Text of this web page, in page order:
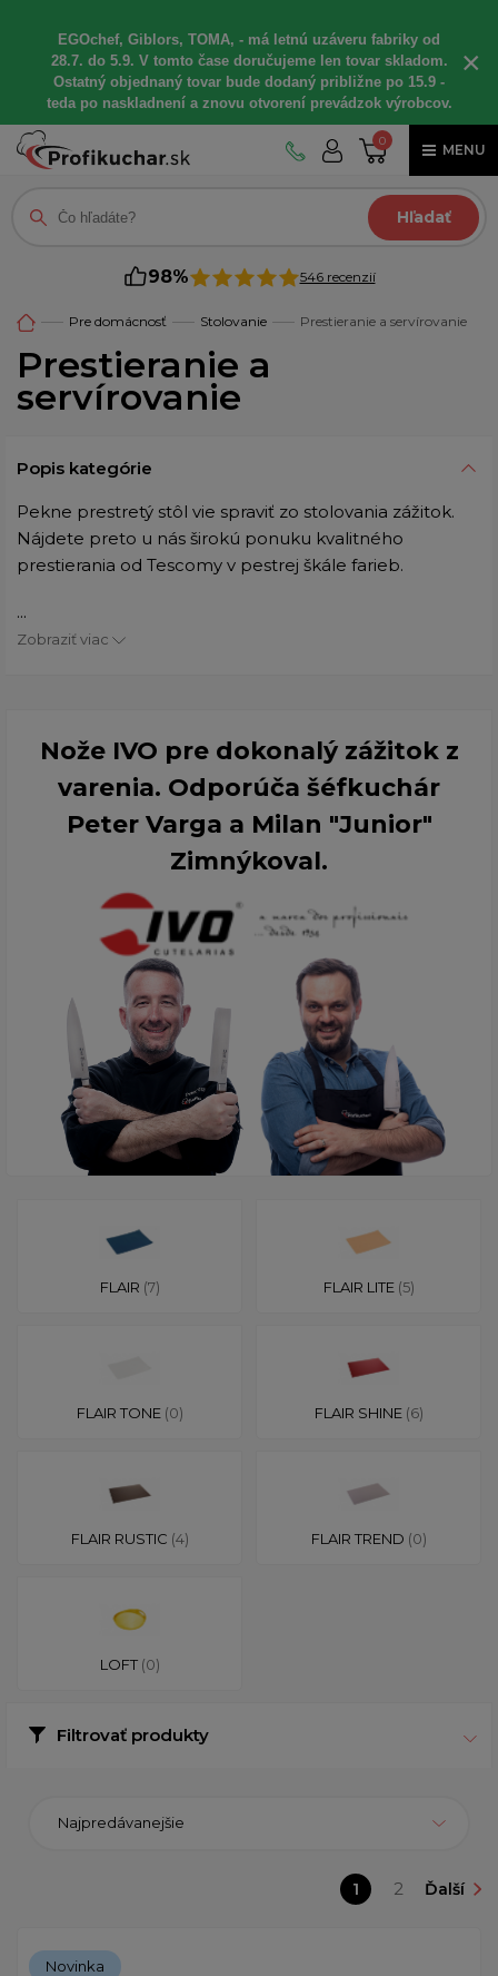
EGOchef, Giblors, TOMA, - má letnú uzáveru fabriky od
28.7. do 5.9. V tomto čase doručujeme len tovar skladom.
Ostatný objednaný tovar bude dodaný približne po 15.9 -
teda po naskladnení a znovu otvorení prevádzok výrobcov.
×
0
MENU
Hľadať
98% 546 recenzií
Pre domácnosť Stolovanie Prestieranie a servírovanie
Prestieranie a
servírovanie
Popis kategórie
Pekne prestretý stôl vie spraviť zo stolovania zážitok.
Nájdete preto u nás širokú ponuku kvalitného
prestierania od Tescomy v pestrej škále farieb.
...
Zobraziť viac
Nože IVO pre dokonalý zážitok z
varenia. Odporúča šéfkuchár
Peter Varga a Milan "Junior"
Zimnýkoval.
FLAIR (7) FLAIR LITE (5)
FLAIR TONE (0) FLAIR SHINE (6)
FLAIR RUSTIC (4) FLAIR TREND (0)
LOFT (0)
Filtrovať produkty
Najpredávanejšie
1 2 Ďalší
Novinka